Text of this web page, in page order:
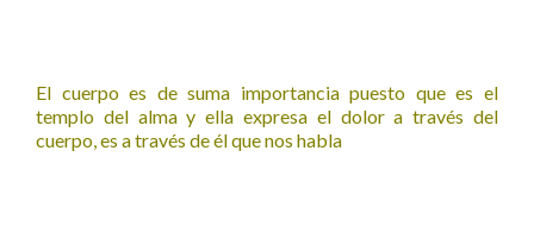
El cuerpo es de suma importancia puesto que es el
templo del alma y ella expresa el dolor a través del
cuerpo, es a través de él que nos habla